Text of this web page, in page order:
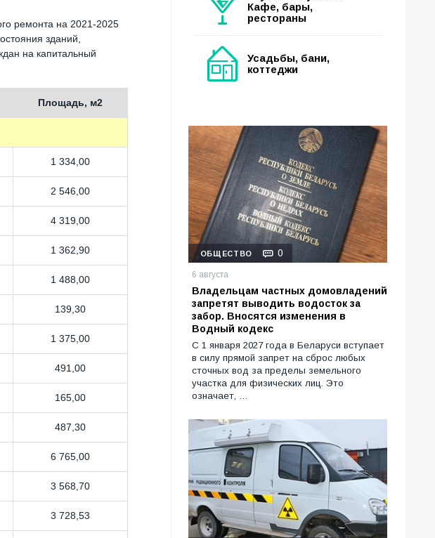
ремонта на 2021-2025
зданий,
на капитальный
Площадь, м2
1 334,00
2 546,00
4 319,00
1 362,90
1 488,00
139,30
1 375,00
491,00
165,00
487,30
6 765,00
3 568,70
3 728,53
Кафе, бары,
рестораны
Усадьбы, бани,
коттеджи
ОБЩЕСТВО 0
6 августа
Владельцам частных домовладений
запретят выводить водосток за
забор. Вносятся изменения в
Водный кодекс
С 1 января 2027 года в Беларуси вступает
в силу прямой запрет на сброс любых
сточных вод за пределы земельного
участка для физических лиц. Это
означает, …